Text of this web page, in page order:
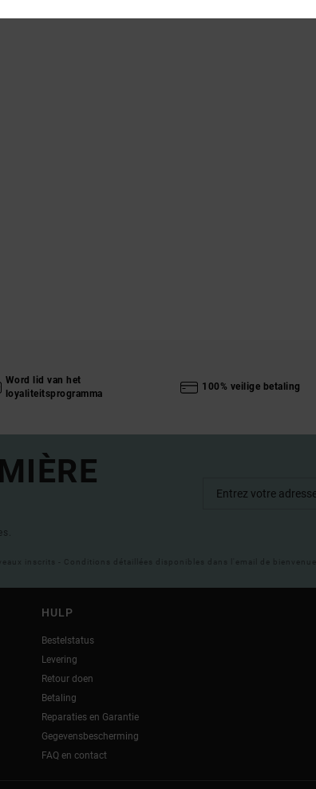
Word lid van het
loyaliteitsprogramma
100% veilige betaling
inscrits - Conditions détaillées disponibles dans l'email de bienvenue
HULP
Bestelstatus
Levering
Retour doen
Betaling
Reparaties en Garantie
Gegevensbescherming
FAQ en contact